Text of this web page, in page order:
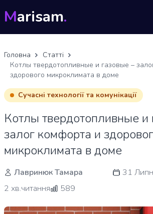
Marisam.
Головна
Статті
Котлы твердотопливные и газовые –
здорового микроклимата в доме
Сучасні технології та комунікації
Котлы твердотопливные и
залог комфорта и
микроклимата в доме
Лавринюк Тамара
31
2 хв.читання
589